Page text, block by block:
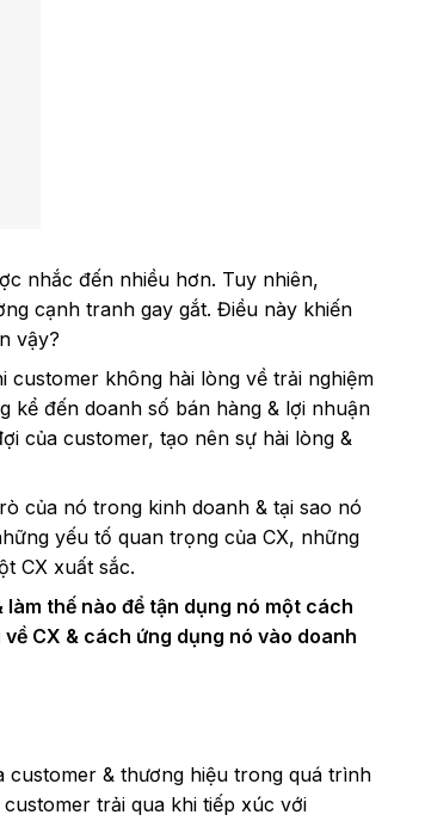
nhắc đến nhiều hơn. Tuy nhiên,
cạnh tranh gay gắt. Điều này khiến
vậy?
customer không hài lòng về trải nghiệm
kể đến doanh số bán hàng & lợi nhuận
của customer, tạo nên sự hài lòng &
của nó trong kinh doanh & tại sao nó
yếu tố quan trọng của CX, những
CX xuất sắc.
thế nào để tận dụng nó một cách
CX & cách ứng dụng nó vào doanh
customer & thương hiệu trong quá trình
trải qua khi tiếp xúc với